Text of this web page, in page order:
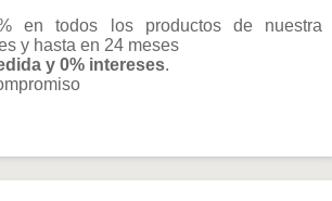
en todos los productos de nuestra
y hasta en 24 meses
y 0% intereses.